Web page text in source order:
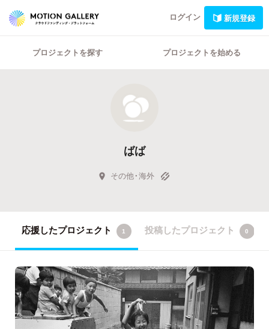
ログイン 新規登録
プロジェクトを探す プロジェクトを始める
ばば
その他・海外
応援したプロジェクト 1 投稿したプロジェクト 0